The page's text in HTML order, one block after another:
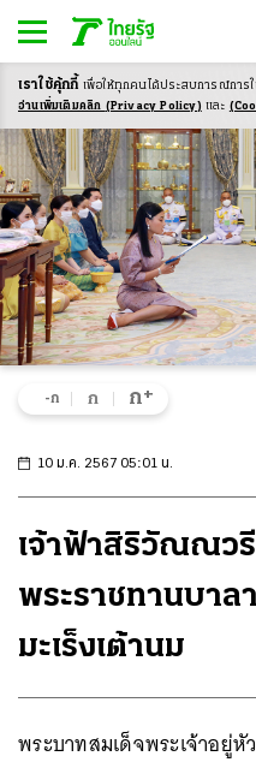
-ก ก ก+
10 ม.ค. 2567 05:01 น.
เจ้าฟ้าสิริวัณณว
พระราชทานบา
มะเร็งเต้านม
พระบาทสมเด็จพระเจ้าอยู่หั
เราใช้คุ้กกี้ เพื่อให้ทุกคนได้ประสบการณ์การ
อ่านเพิ่มเติมคลิก (Privacy Policy) และ